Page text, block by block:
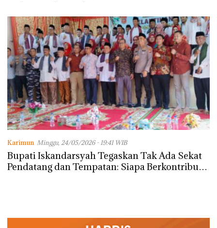
Karimun Minggu, 24/05/2026 - 19:41 WIB
Bupati Iskandarsyah Tegaskan Tak Ada Sekat
Pendatang dan Tempatan: Siapa Berkontribusi,